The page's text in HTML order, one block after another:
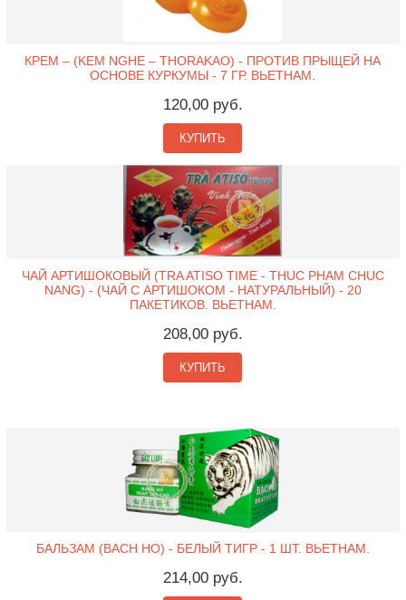
КРЕМ – (KEM NGHE – THORAKAO) - ПРОТИВ ПРЫЩЕЙ НА
ОСНОВЕ КУРКУМЫ - 7 ГР. ВЬЕТНАМ.
120,00 руб.
КУПИТЬ
ЧАЙ АРТИШОКОВЫЙ (TRA ATISO TIME - THUC PHAM CHUC
NANG) - (ЧАЙ С АРТИШОКОМ - НАТУРАЛЬНЫЙ) - 20
ПАКЕТИКОВ. ВЬЕТНАМ.
208,00 руб.
КУПИТЬ
БАЛЬЗАМ (BACH HO) - БЕЛЫЙ ТИГР - 1 ШТ. ВЬЕТНАМ.
214,00 руб.